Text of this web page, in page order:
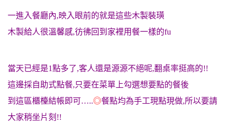
一進入餐廳內,映入眼前的就是這些木製裝璜
木製給人很溫馨感,彷彿回到家裡用餐一樣的fu
當天已經是1點多了,客人還是源源不絕呢,翻桌率挺高的!!
這邊採自助式點餐,只要在菜單上勾選想要點的餐後
到這區櫃檯結帳即可…..◎餐點均為手工現點現做,所以要請
大家稍坐片刻!!